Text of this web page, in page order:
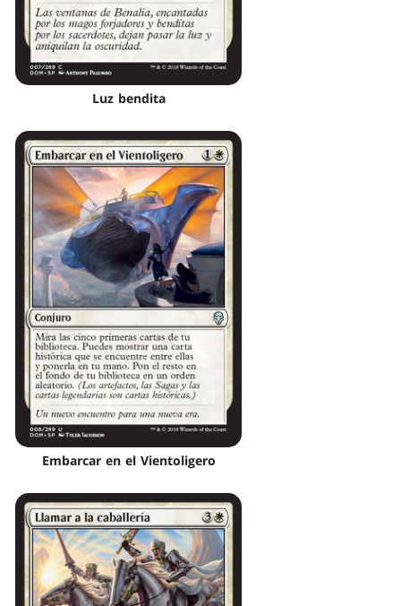
Luz bendita
Embarcar en el Vientoligero